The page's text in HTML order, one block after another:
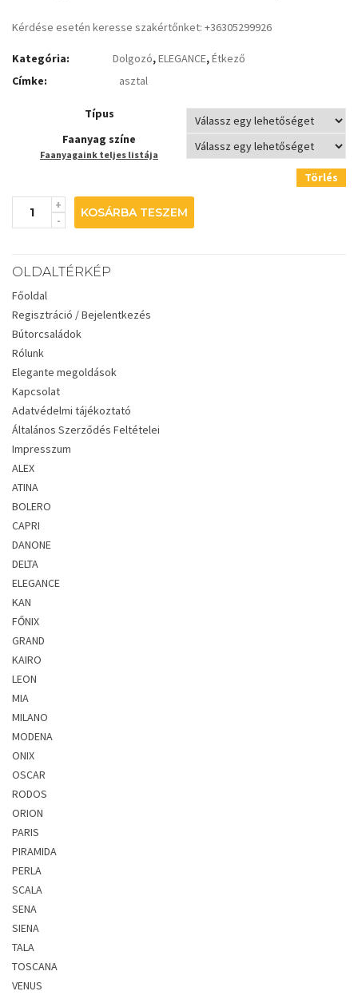
Kérdése esetén keresse szakértőnket: +36305299926
Kategória: Dolgozó,ELEGANCE,Étkező
Címke:
asztal
Típus
Faanyag színe
Faanyagaink teljes listája
Törlés
KOSÁRBA TESZEM
OLDALTÉRKÉP
Főoldal
Regisztráció / Bejelentkezés
Bútorcsaládok
Rólunk
Elegante megoldások
Kapcsolat
Adatvédelmi tájékoztató
Általános Szerződés Feltételei
Impresszum
ALEX
ATINA
BOLERO
CAPRI
DANONE
DELTA
ELEGANCE
KAN
FŐNIX
GRAND
KAIRO
LEON
MIA
MILANO
MODENA
ONIX
OSCAR
RODOS
ORION
PARIS
PIRAMIDA
PERLA
SCALA
SENA
SIENA
TALA
TOSCANA
VENUS